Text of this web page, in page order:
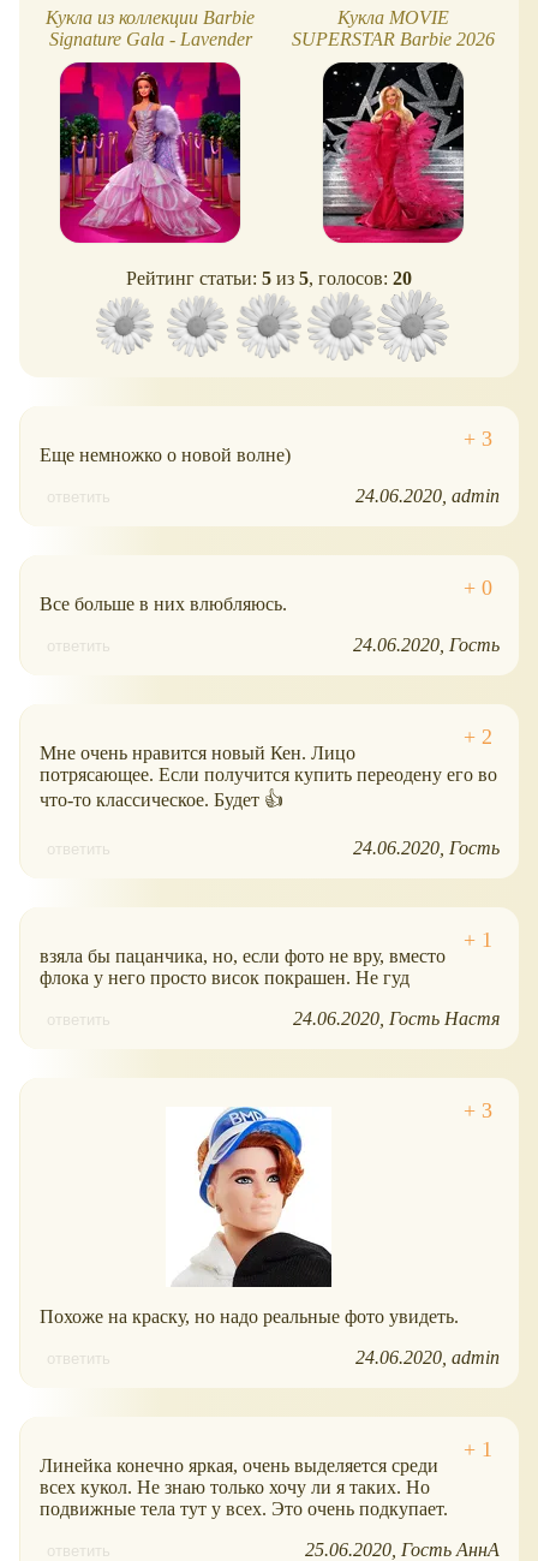
Кукла из коллекции Barbie
Signature Gala - Lavender
Daydream
Кукла MOVIE
SUPERSTAR Barbie 2026
Рейтинг статьи: 5 из 5, голосов: 20
Еще немножко о новой волне)
ответить 24.06.2020 admin
Все больше в них влюбляюсь.
ответить 24.06.2020 Гость
Мне очень нравится новый Кен. Лицо
потрясающее. Если получится купить переодену его во
что-то классическое. Будет 👍
ответить 24.06.2020 Гость
взяла бы пацанчика, но, если фото не вру, вместо
флока у него просто висок покрашен. Не гуд
ответить 24.06.2020 Гость Настя
Похоже на краску, но надо реальные фото увидеть.
ответить 24.06.2020 admin
Линейка конечно яркая, очень выделяется среди
всех кукол. Не знаю только хочу ли я таких. Но
подвижные тела тут у всех. Это очень подкупает.
ответить 25.06.2020 Гость АннА